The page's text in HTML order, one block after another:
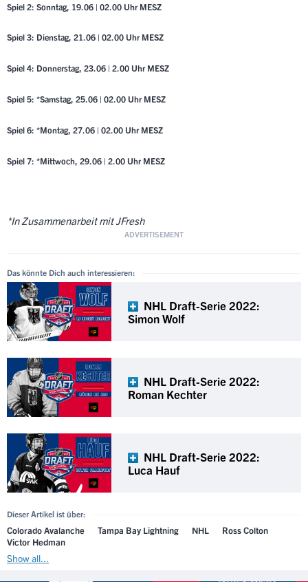
Spiel 2: Sonntag, 19.06 | 02.00 Uhr MESZ
Spiel 3: Dienstag, 21.06 | 02.00 Uhr MESZ
Spiel 4: Donnerstag, 23.06 | 2.00 Uhr MESZ
Spiel 5: *Samstag, 25.06 | 02.00 Uhr MESZ
Spiel 6: *Montag, 27.06 | 02.00 Uhr MESZ
Spiel 7: *Mittwoch, 29.06 | 2.00 Uhr MESZ
*In Zusammenarbeit mit JFresh
Das könnte Dich auch interessieren:
NHL Draft-Serie 2022:
Simon Wolf
NHL Draft-Serie 2022:
Roman Kechter
NHL Draft-Serie 2022:
Luca Hauf
Dieser Artikel ist über:
Colorado Avalanche Tampa Bay Lightning NHL
Ross Colton
Victor Hedman
Show all...